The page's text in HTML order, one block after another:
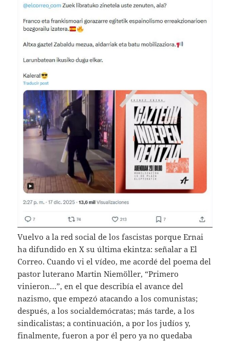
Vuelvo a la red social de los fascistas porque Ernai
ha difundido en X su última ekintza: señalar a El
Correo. Cuando vi el vídeo, me acordé del poema del
pastor luterano Martin Niemöller, “Primero
vinieron…”, en el que describía el avance del
nazismo, que empezó atacando a los comunistas;
después, a los socialdemócratas; más tarde, a los
sindicalistas; a continuación, a por los judíos y,
finalmente, fueron a por él pero ya no quedaba